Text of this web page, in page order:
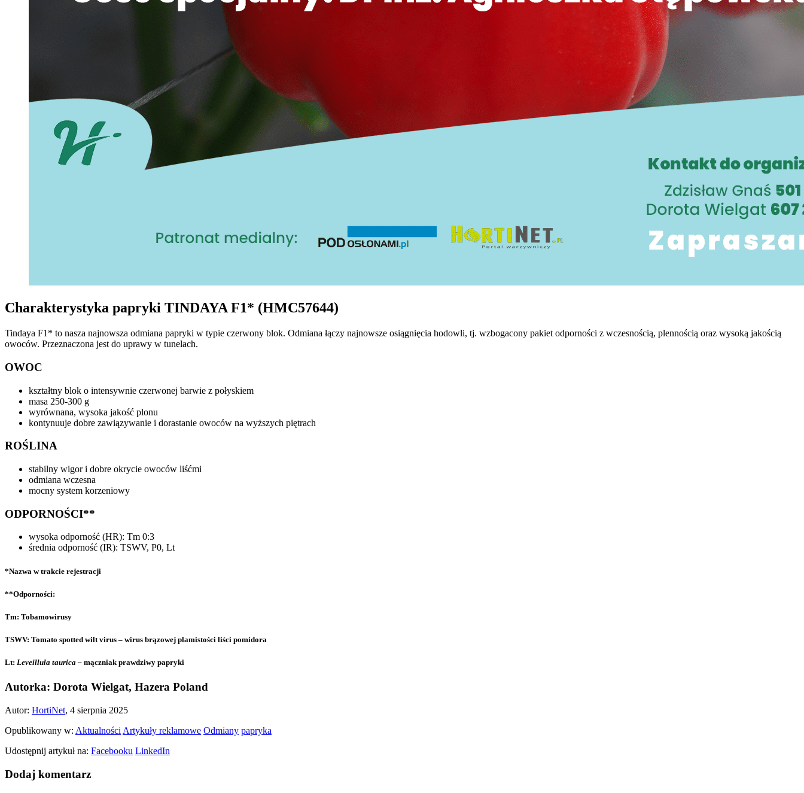
Charakterystyka papryki TINDAYA F1* (HMC57644)
Tindaya F1* to nasza najnowsza odmiana papryki w typie czerwony blok. Odmiana łączy najnowsze osiągnięcia hodowli, tj. wzbogacony pakiet odporności z wczesnością, plennością oraz wysoką jakością
owoców. Przeznaczona jest do uprawy w tunelach.
OWOC
kształtny blok o intensywnie czerwonej barwie z połyskiem
masa 250-300 g
wyrównana, wysoka jakość plonu
kontynuuje dobre zawiązywanie i dorastanie owoców na wyższych piętrach
ROŚLINA
stabilny wigor i dobre okrycie owoców liśćmi
odmiana wczesna
mocny system korzeniowy
ODPORNOŚCI**
wysoka odporność (HR): Tm 0:3
średnia odporność (IR): TSWV, P0, Lt
*Nazwa w trakcie rejestracji
**Odporności:
Tm: Tobamowirusy
TSWV: Tomato spotted wilt virus – wirus brązowej plamistości liści pomidora
Lt: Leveillula taurica – mączniak prawdziwy papryki
Autorka: Dorota Wielgat, Hazera Poland
Autor: HortiNet, 4 sierpnia 2025
Opublikowany w: Aktualności Artykuły reklamowe Odmiany papryka
Udostępnij artykuł na: Facebooku LinkedIn
Dodaj komentarz